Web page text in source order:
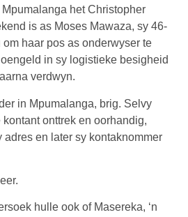
het Christopher
is as Moses Mawaza, sy 46-
haar pos as onderwyser te
in sy logistieke besigheid
verdwyn.
in Mpumalanga, brig. Selvy
onttrek en oorhandig,
adres en later sy kontaknommer
hulle ook of Masereka, ‘n